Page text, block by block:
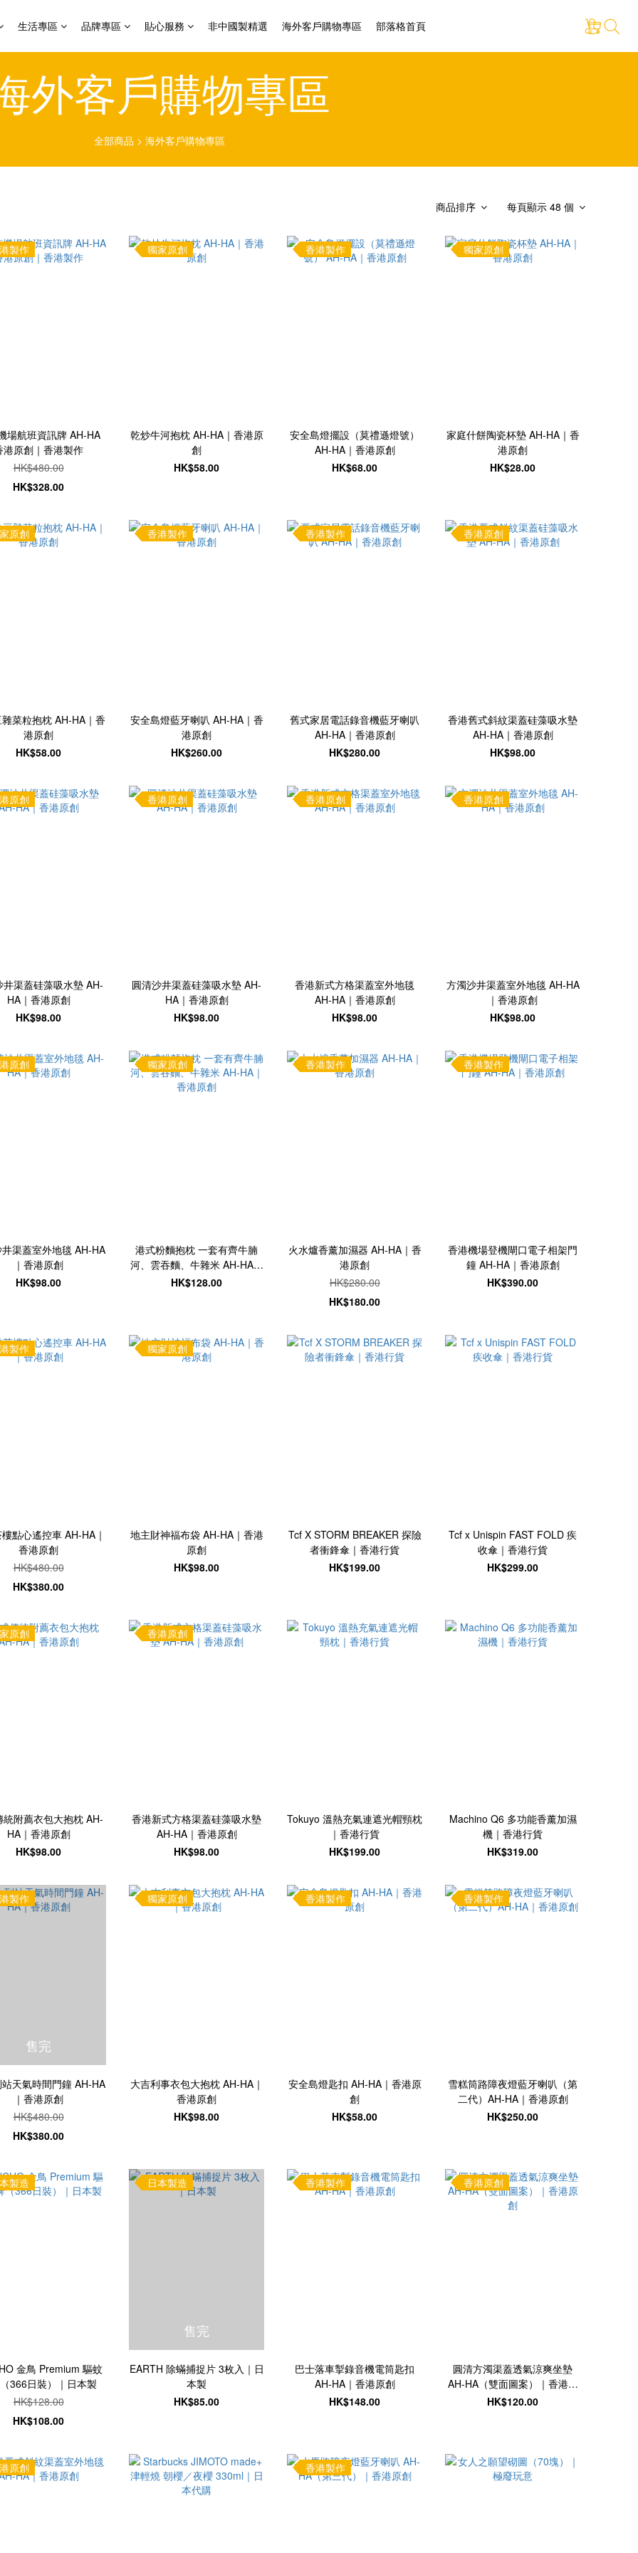
生活專區 品牌專區 貼心服務 非中國製精選 海外客戶購物專區 部落格首頁
外客戶購物專區
全部商品 > 海外客戶購物專區
商品排序 每頁顯示 48 個
製作
場航班資訊牌 AH-HA
港原創｜香港製作
HK$480.00
HK$328.00
獨家原創
乾炒牛河抱枕 AH-HA｜香港原
創
HK$58.00
香港製作
安全島燈擺設（莫禮遜燈號）
AH-HA｜香港原創
HK$68.00
獨家原創
家庭什餅陶瓷杯墊 AH-HA｜香
港原創
HK$28.00
原創
菜粒抱枕 AH-HA｜香
港原創
HK$58.00
香港製作
安全島燈藍牙喇叭 AH-HA｜香
港原創
HK$260.00
香港製作
舊式家居電話錄音機藍牙喇叭
AH-HA｜香港原創
HK$280.00
香港原創
香港舊式斜紋渠蓋硅藻吸水墊
AH-HA｜香港原創
HK$98.00
原創
井渠蓋硅藻吸水墊 AH-
HA｜香港原創
HK$98.00
香港原創
圓清沙井渠蓋硅藻吸水墊 AH-
HA｜香港原創
HK$98.00
香港原創
香港新式方格渠蓋室外地毯
AH-HA｜香港原創
HK$98.00
香港原創
方濁沙井渠蓋室外地毯 AH-HA
｜香港原創
HK$98.00
原創
渠蓋室外地毯 AH-HA
｜香港原創
HK$98.00
獨家原創
港式粉麵抱枕 一套有齊牛腩
河、雲吞麵、牛雜米 AH-HA｜
香港原創
HK$128.00
香港製作
火水爐香薰加濕器 AH-HA｜香
港原創
HK$280.00
HK$180.00
香港製作
香港機場登機閘口電子相架門
鐘 AH-HA｜香港原創
HK$390.00
製作
點心遙控車 AH-HA｜
香港原創
HK$480.00
HK$380.00
獨家原創
地主財神福布袋 AH-HA｜香港
原創
HK$98.00
Tcf X STORM BREAKER 探險
者衝鋒傘｜香港行貨
HK$199.00
Tcf x Unispin FAST FOLD 疾
收傘｜香港行貨
HK$299.00
原創
統附薦衣包大抱枕 AH-
HA｜香港原創
HK$98.00
香港原創
香港新式方格渠蓋硅藻吸水墊
AH-HA｜香港原創
HK$98.00
Tokuyo 溫熱充氣連遮光帽頸枕
｜香港行貨
HK$199.00
Machino Q6 多功能香薰加濕
機｜香港行貨
HK$319.00
製作
售完
天氣時間門鐘 AH-HA
｜香港原創
HK$480.00
HK$380.00
獨家原創
大吉利事衣包大抱枕 AH-HA｜
香港原創
HK$98.00
香港製作
安全島燈匙扣 AH-HA｜香港原
創
HK$58.00
香港製作
雪糕筒路障夜燈藍牙喇叭（第
二代）AH-HA｜香港原創
HK$250.00
製造
金鳥 Premium 驅蚊
366日裝）｜日本製
HK$128.00
HK$108.00
日本製造
售完
EARTH 除蟎捕捉片 3枚入｜日
本製
HK$85.00
香港製作
巴士落車掣錄音機電筒匙扣
AH-HA｜香港原創
HK$148.00
香港原創
圓清方濁渠蓋透氣涼爽坐墊
AH-HA（雙面圖案）｜香港原
創
HK$120.00
原創 香港製作